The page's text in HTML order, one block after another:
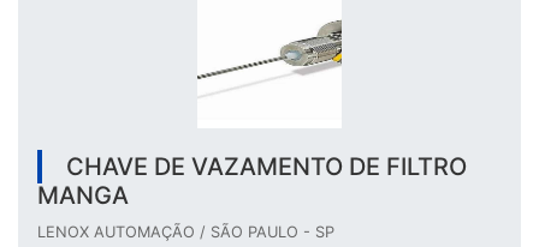
CHAVE DE VAZAMENTO DE FILTRO
MANGA
LENOX AUTOMAÇÃO / SÃO PAULO - SP